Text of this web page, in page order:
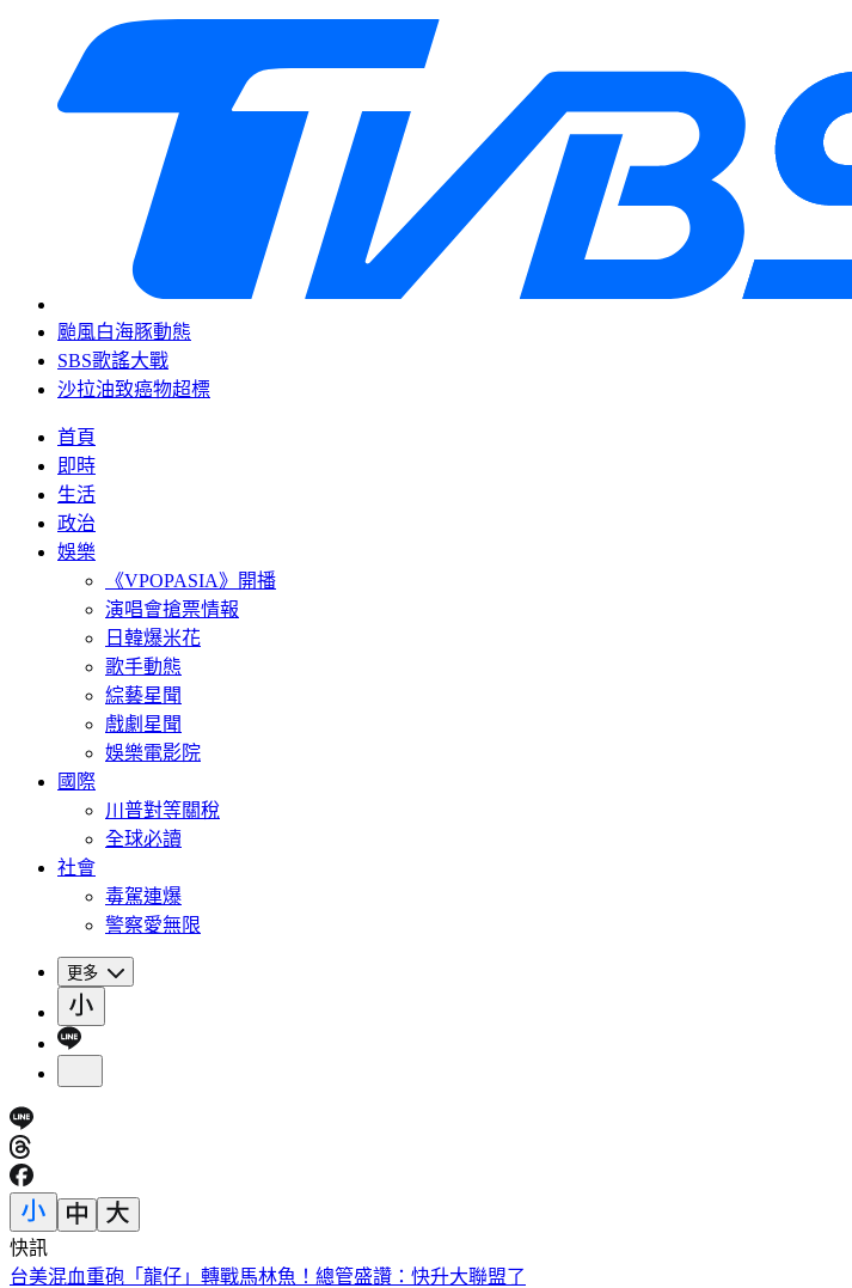
颱風白海豚動態
SBS歌謠大戰
沙拉油致癌物超標
首頁
即時
生活
政治
娛樂
《VPOPASIA》開播
演唱會搶票情報
日韓爆米花
歌手動態
綜藝星聞
戲劇星聞
娛樂電影院
國際
川普對等關稅
全球必讀
社會
毒駕連爆
警察愛無限
更多
快訊
台美混血重砲「龍仔」轉戰馬林魚！總管盛讚：快升大聯盟了